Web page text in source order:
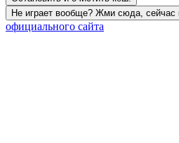
Не играет вообще? Жми сюда, сейчас
официального сайта